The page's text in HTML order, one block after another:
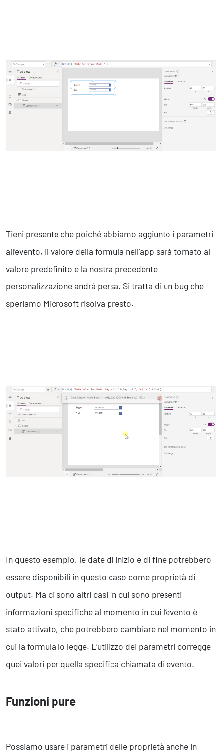
Tieni presente che poiché abbiamo aggiunto i parametri
all’evento, il valore della formula nell’app sarà tornato al
valore predefinito e la nostra precedente
personalizzazione andrà persa. Si tratta di un bug che
speriamo Microsoft risolva presto.
In questo esempio, le date di inizio e di fine potrebbero
essere disponibili in questo caso come proprietà di
output. Ma ci sono altri casi in cui sono presenti
informazioni specifiche al momento in cui l’evento è
stato attivato, che potrebbero cambiare nel momento in
cui la formula lo legge. L’utilizzo dei parametri corregge
quei valori per quella specifica chiamata di evento.
Funzioni pure
Possiamo usare i parametri delle proprietà anche in